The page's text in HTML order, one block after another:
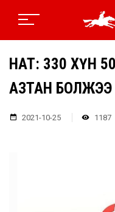
НӨАТ: 330 ХҮН
АЗТАН БОЛЖЭЭ
2021-10-25 1187